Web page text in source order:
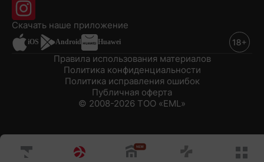
Скачать наше приложениеновостей
iOS Android Huawei
Публичная оферта
Политика исправления ошибок
Политика конфиденциальности
Правила использования материалов
© 2008-2026 ТОО «EML»